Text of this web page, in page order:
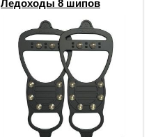
Ледоходы 8 шипов